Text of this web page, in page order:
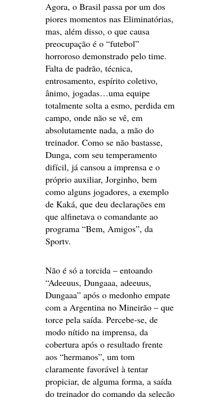
Agora, o Brasil passa por um dos
piores momentos nas Eliminatórias,
mas, além disso, o que causa
preocupação é o “futebol”
horroroso demonstrado pelo time.
Falta de padrão, técnica,
entrosamento, espírito coletivo,
ânimo, jogadas…uma equipe
totalmente solta a esmo, perdida em
campo, onde não se vê, em
absolutamente nada, a mão do
treinador. Como se não bastasse,
Dunga, com seu temperamento
difícil, já cansou a imprensa e o
próprio auxiliar, Jorginho, bem
como alguns jogadores, a exemplo
de Kaká, que deu declarações em
que alfinetava o comandante ao
programa “Bem, Amigos”, da
Sportv.
Não é só a torcida – entoando
“Adeeuus, Dungaaa, adeeuus,
Dungaaa” após o medonho empate
com a Argentina no Mineirão – que
torce pela saída. Percebe-se, de
modo nítido na imprensa, da
cobertura após o resultado frente
aos “hermanos”, um tom
claramente favorável à tentar
propiciar, de alguma forma, a saída
do treinador do comando da seleção